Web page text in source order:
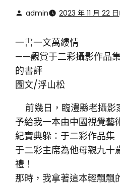
admin 2023 年 11 月 22 日
一書一文萬縷情
——觀賞于二彩攝影作品
的書評
圖文/浮山松
前幾日，臨澧縣老攝影
予給我一本由中國視覺藝
紀實典躲：于二彩作品集
于二彩主席為他母親九十
禮！
那時，我拿著這本輕飄飄